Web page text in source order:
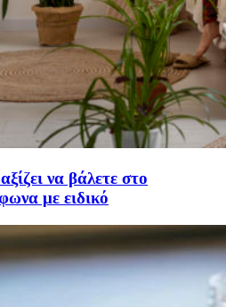
να βάλετε στο
με ειδικό